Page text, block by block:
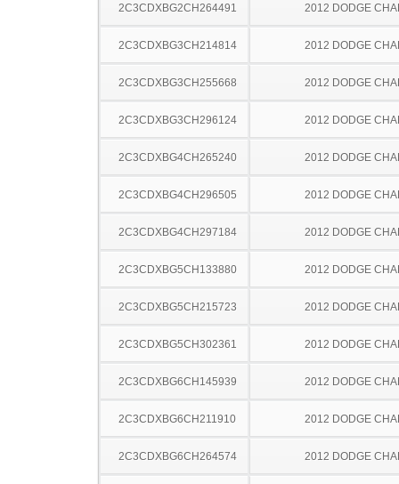
2C3CDXBG2CH264491 2012 DODGE
2C3CDXBG3CH214814 2012 DODGE
2C3CDXBG3CH255668 2012 DODGE
2C3CDXBG3CH296124 2012 DODGE
2C3CDXBG4CH265240 2012 DODGE
2C3CDXBG4CH296505 2012 DODGE
2C3CDXBG4CH297184 2012 DODGE
2C3CDXBG5CH133880 2012 DODGE
2C3CDXBG5CH215723 2012 DODGE
2C3CDXBG5CH302361 2012 DODGE
2C3CDXBG6CH145939 2012 DODGE
2C3CDXBG6CH211910 2012 DODGE
2C3CDXBG6CH264574 2012 DODGE